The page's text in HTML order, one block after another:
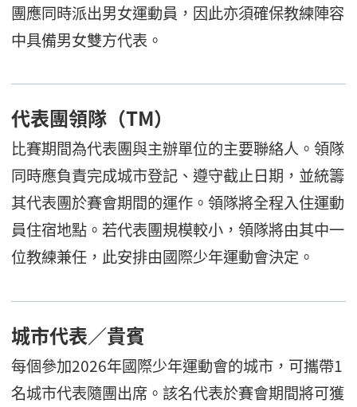
團應同時派出男女運動員，因此亦須確保教練陣容
中具備男女雙方代表。
代表團領隊（TM）
比賽期間為代表團與主辦單位的主要聯絡人。領隊
同時應負責完成城市登記、遵守截止日期，並統籌
其代表團於賽會期間的運作。領隊將全程入住運動
員住宿地點。若代表團規模較小，領隊將由其中一
位教練兼任，此安排由國際少年運動會決定。
城市代表／貴賓
每個參加2026年國際少年運動會的城市，可攜帶1
名城市代表隨團出席。該名代表於賽會期間將可獲